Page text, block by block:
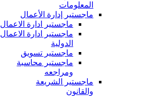
المعلومات
ماجستير إدارة الأعمال
ماجستير ادارة الاعمال
ماجستير ادارة الاعمال
الدولية
ماجستير تسويق
ماجستير محاسبة
ومراجعه
ماجستير الشريعة
والقانون